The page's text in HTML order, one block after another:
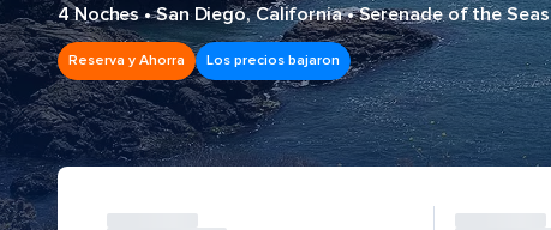
4 Noches•San Diego, California•Serenade of the Seas
Reserva y Ahorra Los precios bajaron